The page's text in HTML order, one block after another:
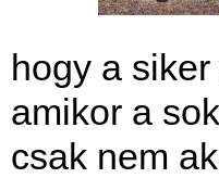
hogy a
amikor a
csak nem